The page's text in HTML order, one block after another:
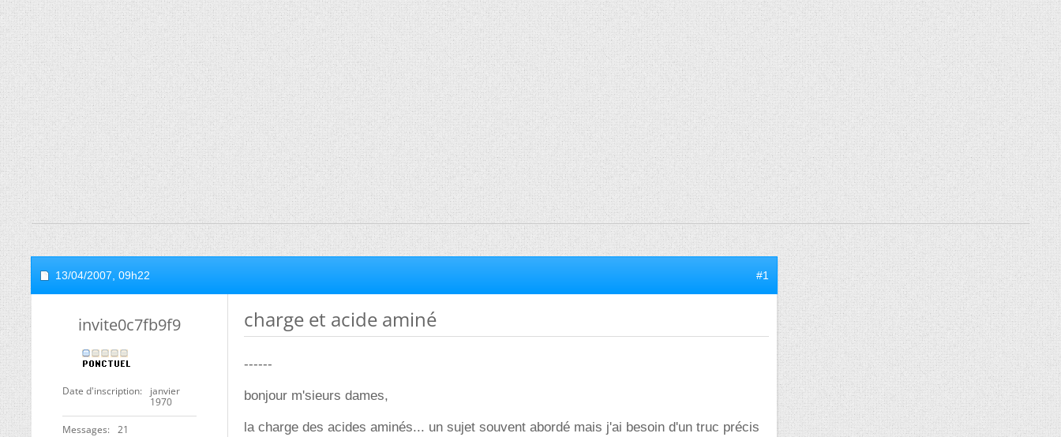
13/04/2007, 09h22 #1
invite0c7fb9f9
Date d'inscription
janvier
1970
Messages 21
charge et acide aminé
------
bonjour m'sieurs dames,
la charge des acides aminés... un sujet souvent abordé mais j'ai besoin d'un truc précis